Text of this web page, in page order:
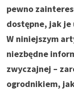
pewno
dostępne, jak je
W niniejszym
niezbędne
zwyczajnej –
ogrodnikiem,